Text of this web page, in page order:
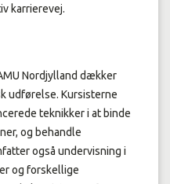
karrierevej.
Nordjylland dækker
udførelse. Kursisterne
teknikker i at binde
og behandle
også undervisning i
og forskellige